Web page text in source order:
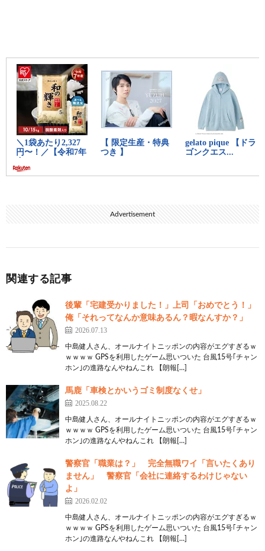
Advertisement
関連する記事
後輩「宅建受かりました！」上司「おめでとう！」
俺「それってなんか意味あるん？暇なんすか？」
2026.07.13
中島健人さん、オールナイトニッポンの内容がエグすぎるｗ
ｗｗｗｗ GPSを利用したゲーム思いついた 台風15号｢チャン
ホン｣の進路なんやねんこれ 【朗報[…]
馬鹿「車検とかいうゴミ制度なくせ」
2025.08.22
中島健人さん、オールナイトニッポンの内容がエグすぎるｗ
ｗｗｗｗ GPSを利用したゲーム思いついた 台風15号｢チャン
ホン｣の進路なんやねんこれ 【朗報[…]
警察官「職業は？」 完全無職ワイ「言いたくあり
ません」 警察官「会社に連絡するわけじゃない
よ」
2026.02.02
中島健人さん、オールナイトニッポンの内容がエグすぎるｗ
ｗｗｗｗ GPSを利用したゲーム思いついた 台風15号｢チャン
ホン｣の進路なんやねんこれ 【朗報[…]